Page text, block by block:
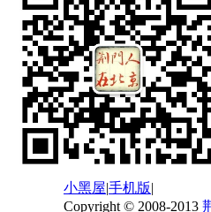
小黑屋|手机版|
Copyright © 2008-2013